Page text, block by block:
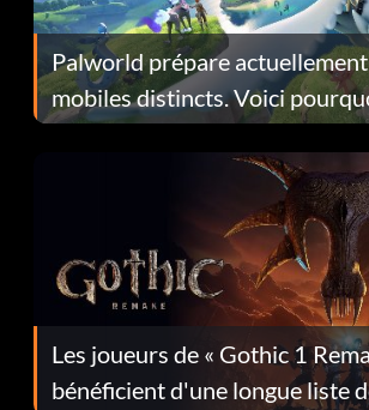
Palworld prépare
mobiles distincts. Voici
Les joueurs de « Gothic 1
bénéficient d'une longue liste